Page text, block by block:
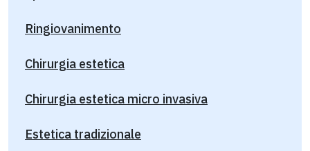
Ringiovanimento
Chirurgia estetica
Chirurgia estetica micro invasiva
Estetica tradizionale